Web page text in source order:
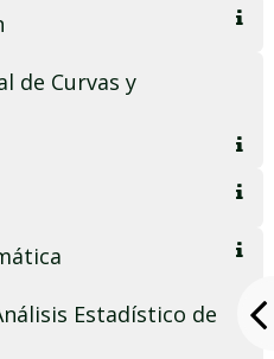
de Curvas y
Estadístico de